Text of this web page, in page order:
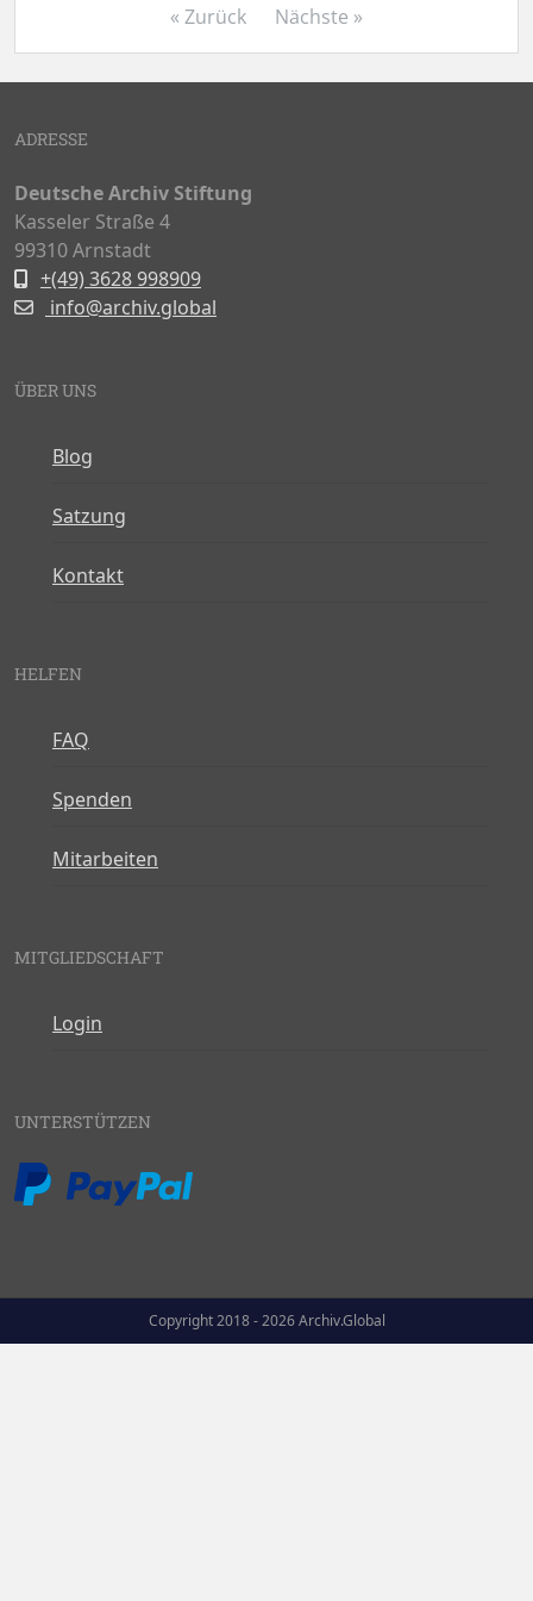
« Zurück Nächste »
ADRESSE
Deutsche Archiv Stiftung
Kasseler Straße 4
99310 Arnstadt
+(49) 3628 998909
info@archiv.global
ÜBER UNS
Blog
Satzung
Kontakt
HELFEN
FAQ
Spenden
Mitarbeiten
MITGLIEDSCHAFT
Login
UNTERSTÜTZEN
Copyright 2018 - 2026 Archiv.Global